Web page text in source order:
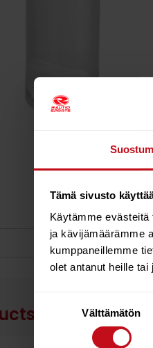
Tämä sivusto
Käytämme
ja kävijämäärämme
kumppaneillemme
olet antanut heille
valinta
Välttämätön